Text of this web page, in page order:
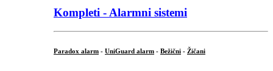
Kompleti - Alarmni sistemi
Paradox alarm - UniGuard alarm - Bežični - Žičani